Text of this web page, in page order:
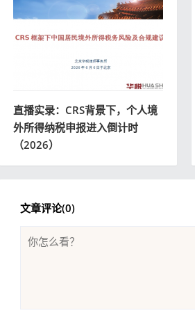
直播实录：CRS背景下，个人境
外所得纳税申报进入倒计时
（2026）
文章评论(0)